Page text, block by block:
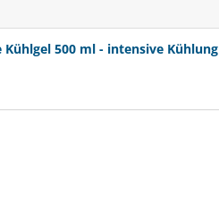
500 ml - intensive Kühlung